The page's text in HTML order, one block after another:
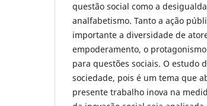
questão social como a
analfabetismo. Tanto a ação
importante a diversidade de
empoderamento, o
para questões sociais. O estudo
sociedade, pois é um tema que
presente trabalho inova na